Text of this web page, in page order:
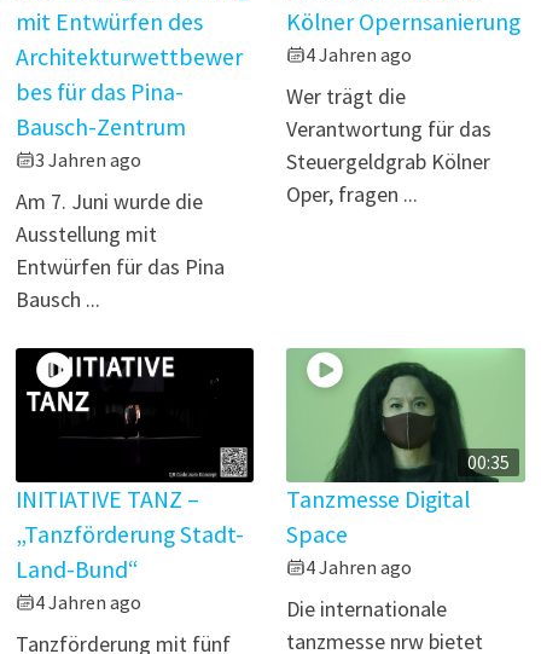
mit Entwürfen des
Architekturwettbewer
bes für das Pina-
Bausch-Zentrum
3 Jahren ago
Am 7. Juni wurde die
Ausstellung mit
Entwürfen für das Pina
Bausch ...
Kölner Opernsanierung
4 Jahren ago
Wer trägt die
Verantwortung für das
Steuergeldgrab Kölner
Oper, fragen ...
INITIATIVE TANZ –
„Tanzförderung Stadt-
Land-Bund“
4 Jahren ago
Tanzförderung mit fünf
00:35
Tanzmesse Digital
Space
4 Jahren ago
Die internationale
tanzmesse nrw bietet